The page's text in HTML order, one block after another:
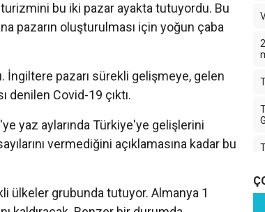
turizmini bu iki pazar ayakta tutuyordu. Bu
pazarın oluşturulması için yoğun çaba
pazarı sürekli gelişmeye, gelen
denilen Covid-19 çıktı.
yaz aylarında Türkiye'ye gelişlerini
vermediğini açıklamasına kadar bu
ülkeler grubunda tutuyor. Almanya 1